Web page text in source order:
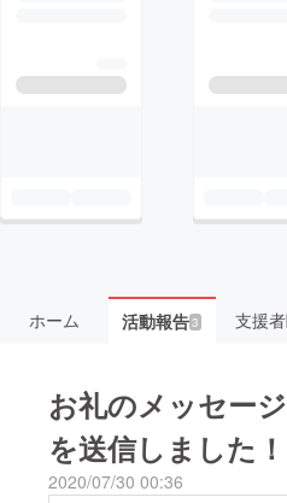
ホーム 活動報告3 支援者
お礼のメッセージ
を送信しました！
2020/07/30 00:36